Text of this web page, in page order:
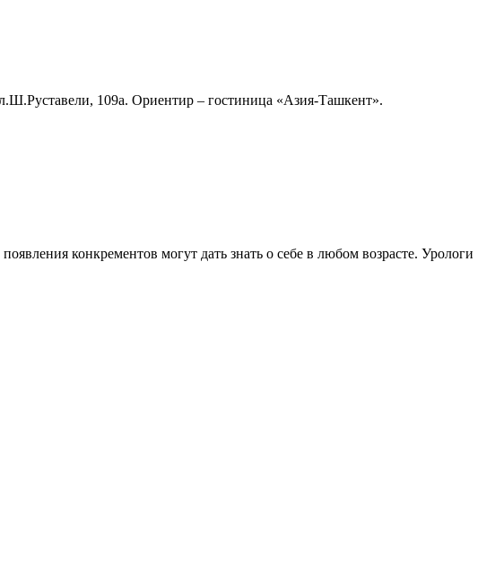
109а. Ориентир – гостиница «Азия-Ташкент».
конкрементов могут дать знать о себе в любом возрасте. Урологи